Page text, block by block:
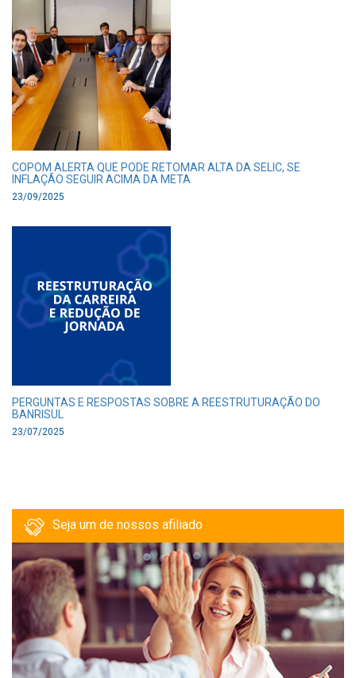
COPOM ALERTA QUE PODE RETOMAR ALTA DA SELIC, SE
INFLAÇÃO SEGUIR ACIMA DA META
23/09/2025
PERGUNTAS E RESPOSTAS SOBRE A REESTRUTURAÇÃO DO
BANRISUL
23/07/2025
Seja um de nossos afiliado